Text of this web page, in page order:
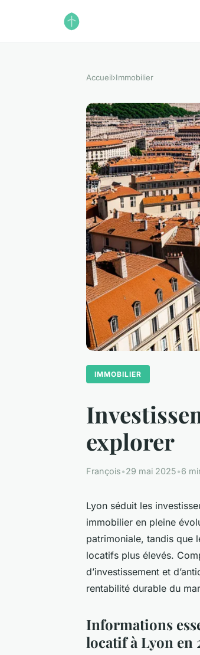
Accueil›Immobilier
IMMOBILIER
explorer
François•29 mai 2025•6
Lyon séduit les
immobilier en pleine
patrimoniale, tandis que
locatifs plus élevés.
d’investissement et
rentabilité durable du
Informations
locatif à Lyon en